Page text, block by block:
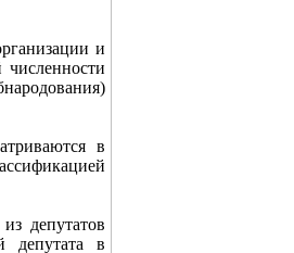
и
численности
в
депутатов
депутата в